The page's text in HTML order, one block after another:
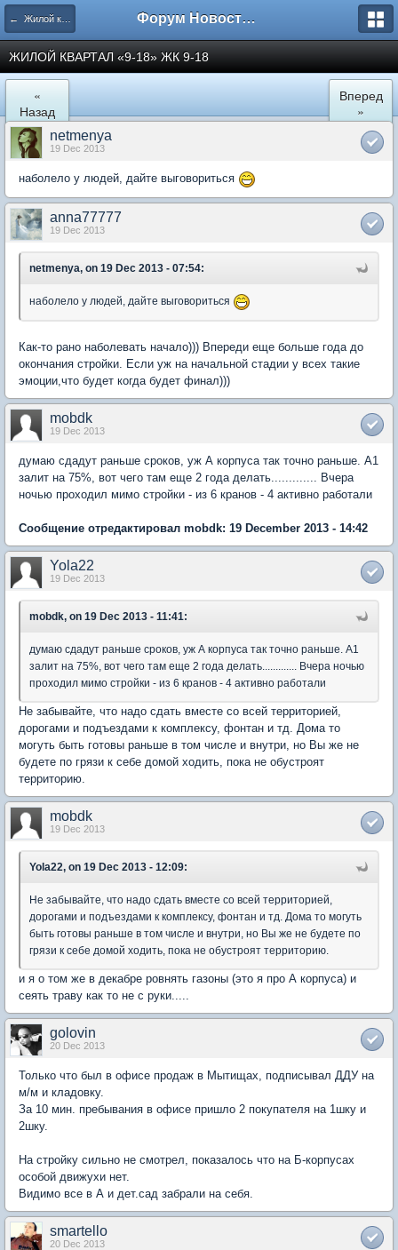
← Жилой квартал "9-18" в Мытищах Форум Новостройки
ЖИЛОЙ КВАРТАЛ «9-18» ЖК 9-18
«
Назад
Вперед
»
netmenya
19 Dec 2013
наболело у людей, дайте выговориться
anna77777
19 Dec 2013
netmenya, on 19 Dec 2013 - 07:54:
наболело у людей, дайте выговориться
Как-то рано наболевать начало))) Впереди еще больше года до
окончания стройки. Если уж на начальной стадии у всех такие
эмоции,что будет когда будет финал)))
mobdk
19 Dec 2013
думаю сдадут раньше сроков, уж А корпуса так точно раньше. А1
залит на 75%, вот чего там еще 2 года делать............. Вчера
ночью проходил мимо стройки - из 6 кранов - 4 активно работали
Сообщение отредактировал mobdk: 19 December 2013 - 14:42
Yola22
19 Dec 2013
mobdk, on 19 Dec 2013 - 11:41:
думаю сдадут раньше сроков, уж А корпуса так точно раньше. А1
залит на 75%, вот чего там еще 2 года делать............. Вчера ночью
проходил мимо стройки - из 6 кранов - 4 активно работали
Не забывайте, что надо сдать вместе со всей территорией,
дорогами и подъездами к комплексу, фонтан и тд. Дома то
могуть быть готовы раньше в том числе и внутри, но Вы же не
будете по грязи к себе домой ходить, пока не обустроят
территорию.
mobdk
19 Dec 2013
Yola22, on 19 Dec 2013 - 12:09:
Не забывайте, что надо сдать вместе со всей территорией,
дорогами и подъездами к комплексу, фонтан и тд. Дома то могуть
быть готовы раньше в том числе и внутри, но Вы же не будете по
грязи к себе домой ходить, пока не обустроят территорию.
и я о том же в декабре ровнять газоны (это я про А корпуса) и
сеять траву как то не с руки.....
golovin
20 Dec 2013
Только что был в офисе продаж в Мытищах, подписывал ДДУ на
м/м и кладовку.
За 10 мин. пребывания в офисе пришло 2 покупателя на 1шку и
2шку.
На стройку сильно не смотрел, показалось что на Б-корпусах
особой движухи нет.
Видимо все в А и дет.сад забрали на себя.
smartello
20 Dec 2013